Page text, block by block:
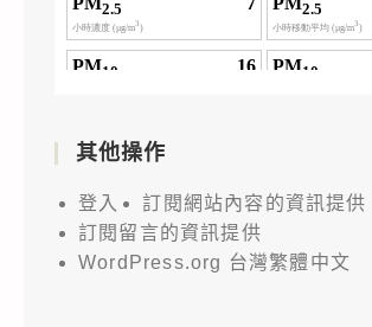
其他操作
登入
訂閱網站內容的資訊提供
訂閱留言的資訊提供
WordPress.org 台灣繁體中文